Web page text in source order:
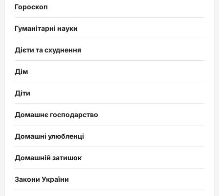
Гороскоп
Гуманітарні науки
Дієти та схуднення
Дім
Діти
Домашнє господарство
Домашні улюбленці
Домашній затишок
Закони України